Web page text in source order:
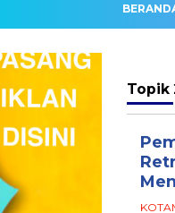
Topik